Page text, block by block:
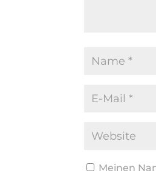
Meinen